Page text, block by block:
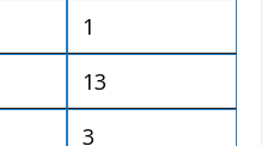
1
13
3